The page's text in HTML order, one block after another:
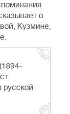
о
Кузмине,
русской